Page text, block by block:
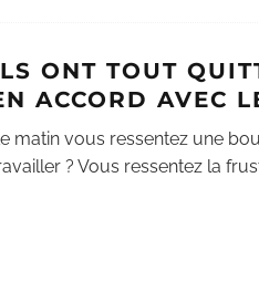
ONT TOUT
ACCORD AVEC
matin vous ressentez une
? Vous ressentez la